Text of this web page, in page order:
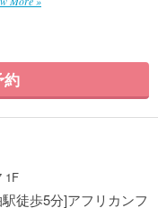
1F
歩5分]アフリカンフ